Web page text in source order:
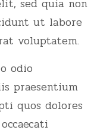
sed quia non
ut labore
voluptatem.
odio
praesentium
quos dolores